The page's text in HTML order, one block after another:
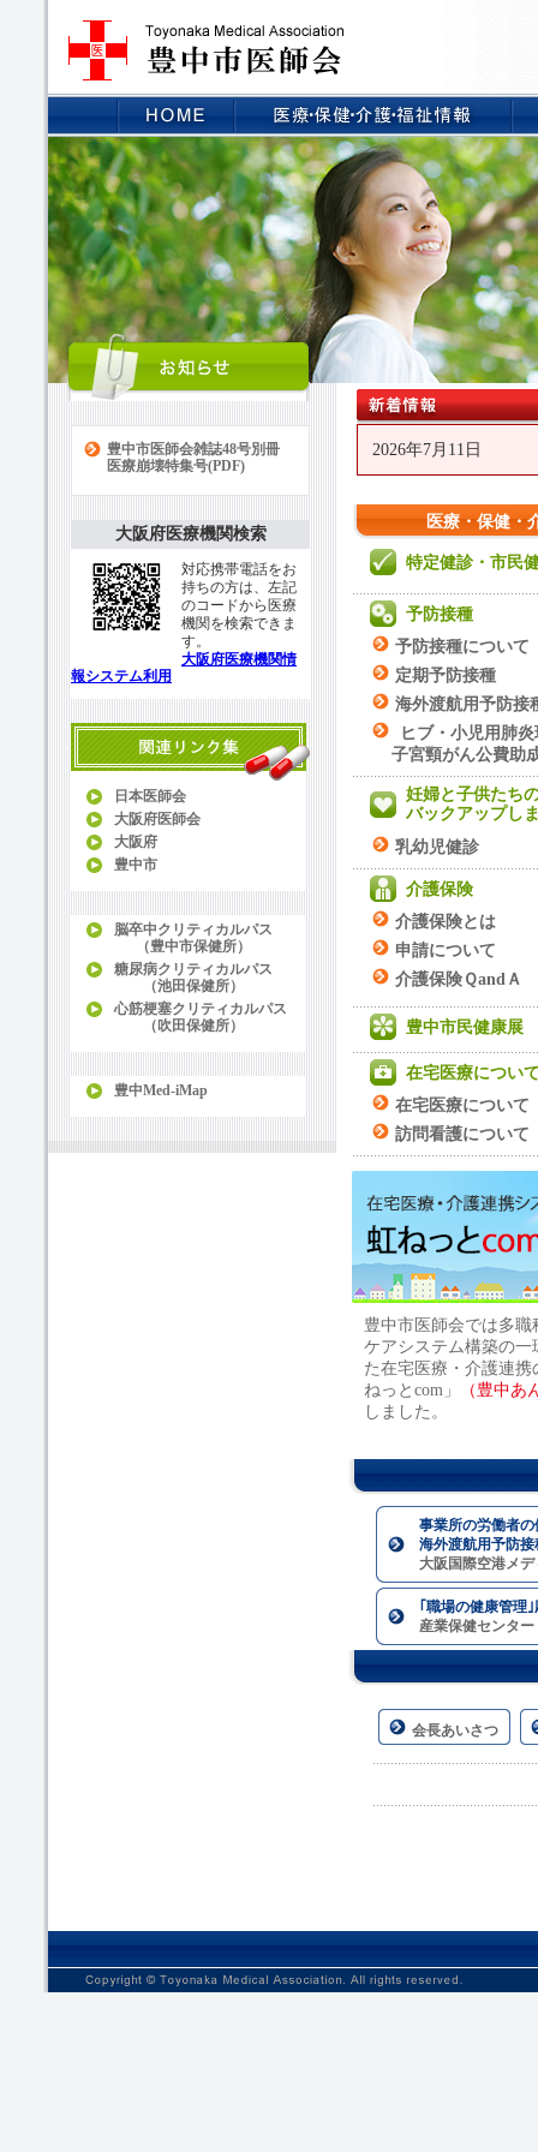
豊中市医師会雑誌48号別冊
医療崩壊特集号(PDF)
大阪府医療機関検索
対応携帯電話をお
持ちの方は、左記
のコードから医療
機関を検索できま
す。
大阪府医療機関情
報システム利用
日本医師会
大阪府医師会
大阪府
豊中市
脳卒中クリティカルパス
（豊中市保健所）
糖尿病クリティカルパス
（池田保健所）
心筋梗塞クリティカルパス
（吹田保健所）
豊中Med-iMap
2026年7月11日
医療・保健・
特定健診・市民
予防接種
予防接種について
定期予防接種
海外渡航用予防接
ヒブ・小児用肺
子宮頸がん公費助
妊婦と子供たち
バックアップし
乳幼児健診
介護保険
介護保険とは
申請について
介護保険ＱandＡ
豊中市民健康展
在宅医療につい
在宅医療について
訪問看護について
豊中市医師会では多
ケアシステム構築の
た在宅医療・介護連
ねっとcom」
（豊中あ
しました。
事業所の労働者の
海外渡航用予防接
大阪国際空港メ
｢職場の健康管理
産業保健センター
会長あいさつ